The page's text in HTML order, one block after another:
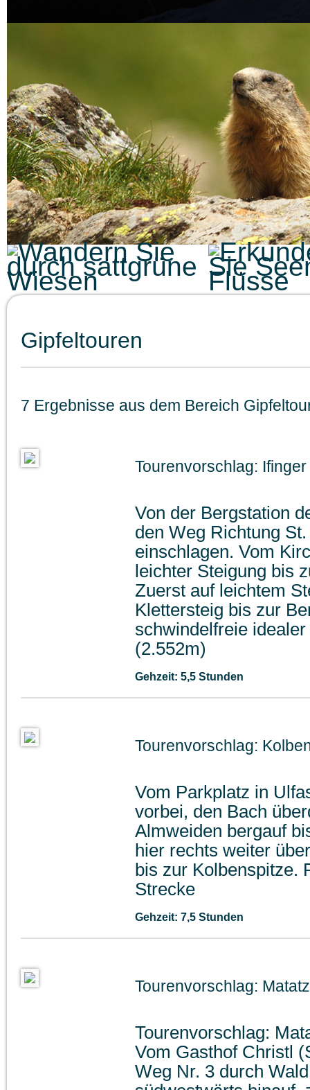
Gipfeltouren
7 Ergebnisse aus dem Bereich
Tourenvorschlag:
Von der Bergstation
den Weg Richtung
einschlagen. Vom
leichter Steigung bis
Zuerst auf leichtem
Klettersteig bis zur
schwindelfreie
(2.552m)
Gehzeit: 5,5 Stunden
Tourenvorschlag:
Vom Parkplatz in
vorbei, den Bach
Almweiden bergauf
hier rechts weiter
bis zur Kolbenspitze.
Strecke
Gehzeit: 7,5 Stunden
Tourenvorschlag:
Tourenvorschlag:
Vom Gasthof Christl
Weg Nr. 3 durch